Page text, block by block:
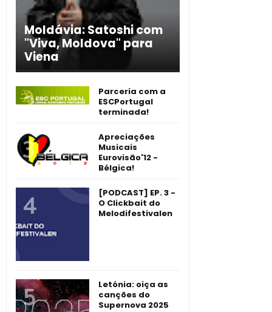
Moldávia: Satoshi com
"Viva, Moldova" para
Viena
Parceria com a
ESCPortugal
terminada!
Apreciações
Musicais
Eurovisão'12 -
Bélgica!
[PODCAST] EP. 3 -
O Clickbait do
Melodifestivalen
Letónia: oiça as
canções do
Supernova 2025